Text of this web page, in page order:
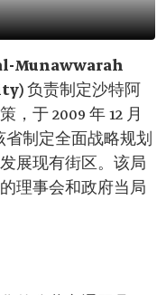
Munawwarah
负责制定沙特阿
，于 2009 年 12 月
制定全面战略规划
展现有街区。该局
理事会和政府当局